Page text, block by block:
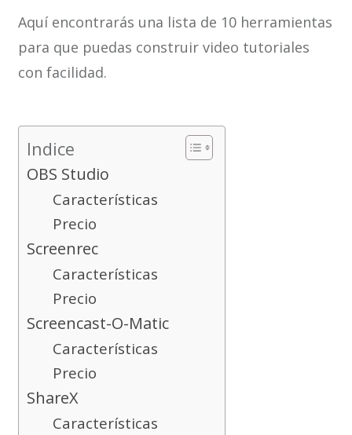
Aquí encontrarás una lista de 10 herramientas
para que puedas construir video tutoriales
con facilidad.
Indice
OBS Studio
Características
Precio
Screenrec
Características
Precio
Screencast-O-Matic
Características
Precio
ShareX
Características